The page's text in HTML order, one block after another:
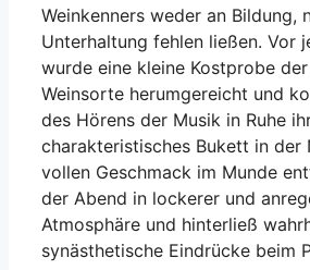
Weinkenners weder an Bildung,
Unterhaltung fehlen ließen. Vor
wurde eine kleine Kostprobe
Weinsorte herumgereicht und
des Hörens der Musik in Ruhe
charakteristisches Bukett in der
vollen Geschmack im Munde
der Abend in lockerer und
Atmosphäre und hinterließ
synästhetische Eindrücke beim